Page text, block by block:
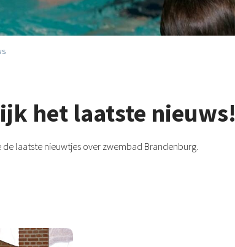
het laatste nieuws!
de laatste nieuwtjes over zwembad Brandenburg.